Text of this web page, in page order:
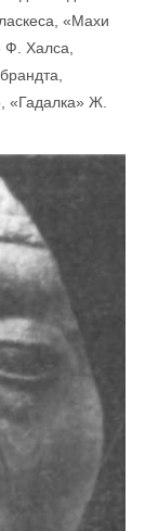
«Махи
Ф. Халса,
«Гадалка» Ж.